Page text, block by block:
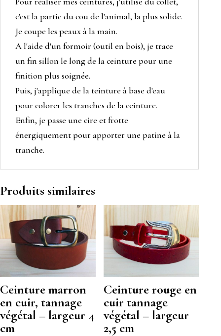
c'est la partie du cou de l'animal, la plus solide.
Je coupe les peaux à la main.
A l'aide d'un formoir (outil en bois), je trace
un fin sillon le long de la ceinture pour une
finition plus soignée.
Puis, j'applique de la teinture à base d'eau
pour colorer les tranches de la ceinture.
Enfin, je passe une cire et frotte
énergiquement pour apporter une patine à la
tranche.
Produits similaires
Ceinture marron
en cuir, tannage
végétal – largeur 4
cm
Ceinture rouge en
cuir tannage
végétal – largeur
2,5 cm